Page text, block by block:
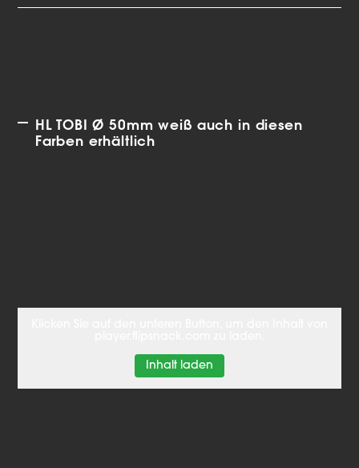
HL TOBI Ø 50mm weiß auch in diesen
Farben erhältlich
Inhalt laden